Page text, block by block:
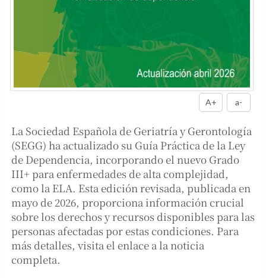
A+ a-
La Sociedad Española de Geriatría y Gerontología
(SEGG) ha actualizado su Guía Práctica de la Ley
de Dependencia, incorporando el nuevo Grado
III+ para enfermedades de alta complejidad,
como la ELA. Esta edición revisada, publicada en
mayo de 2026, proporciona información crucial
sobre los derechos y recursos disponibles para las
personas afectadas por estas condiciones. Para
más detalles, visita el enlace a la noticia
completa.